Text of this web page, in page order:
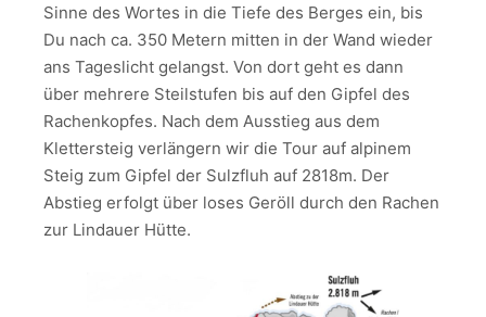
Sinne des Wortes in die Tiefe des Berges ein, bis
Du nach ca. 350 Metern mitten in der Wand wieder
ans Tageslicht gelangst. Von dort geht es dann
über mehrere Steilstufen bis auf den Gipfel des
Rachenkopfes. Nach dem Ausstieg aus dem
Klettersteig verlängern wir die Tour auf alpinem
Steig zum Gipfel der Sulzfluh auf 2818m. Der
Abstieg erfolgt über loses Geröll durch den Rachen
zur Lindauer Hütte.